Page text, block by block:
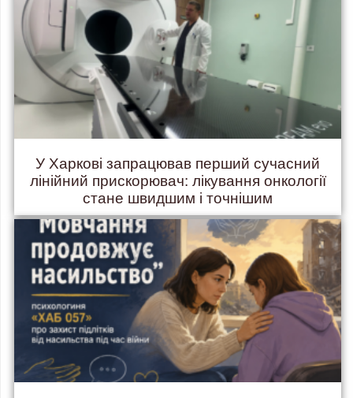
У Харкові запрацював перший сучасний
лінійний прискорювач: лікування онкології
стане швидшим і точнішим